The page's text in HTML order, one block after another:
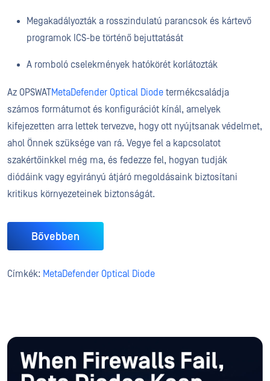
Megakadályozták a rosszindulatú parancsok és kártevő
programok ICS-be történő bejuttatását
A romboló cselekmények hatókörét korlátozták
Az OPSWATMetaDefender Optical Diode termékcsaládja
számos formátumot és konfigurációt kínál, amelyek
kifejezetten arra lettek tervezve, hogy ott nyújtsanak védelmet,
ahol Önnek szüksége van rá. Vegye fel a kapcsolatot
szakértőinkkel még ma, és fedezze fel, hogyan tudják
diódáink vagy egyirányú átjáró megoldásaink biztosítani
kritikus környezeteinek biztonságát.
Bővebben
Címkék: MetaDefender Optical Diode